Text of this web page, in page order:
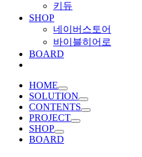
키듀
SHOP
네이버스토어
바이블히어로
BOARD
HOME
SOLUTION
CONTENTS
PROJECT
SHOP
BOARD